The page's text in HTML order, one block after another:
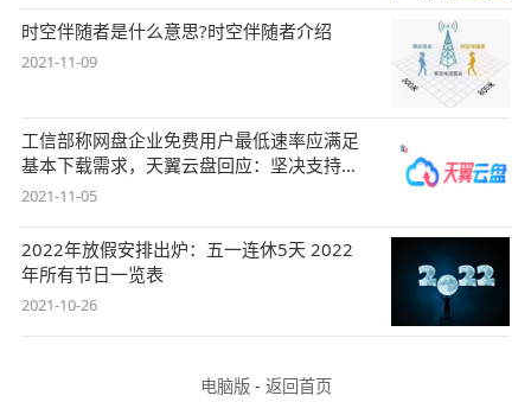
时空伴随者是什么意思?时空伴随者介绍
2021-11-09
工信部称网盘企业免费用户最低速率应满足
基本下载需求，天翼云盘回应：坚决支持，
始终
2021-11-05
2022年放假安排出炉：五一连休5天 2022
年所有节日一览表
2021-10-26
电脑版- 返回首页